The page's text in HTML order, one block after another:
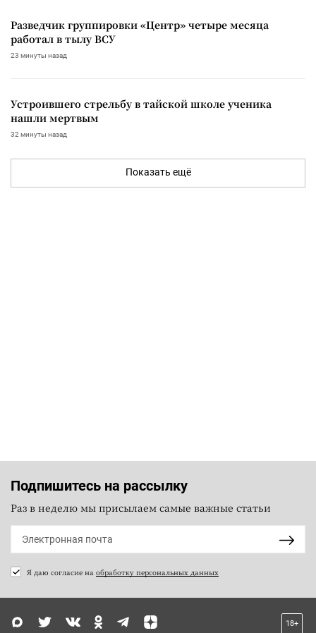
Разведчик группировки «Центр» четыре месяца
работал в тылу ВСУ
23 минуты назад
Устроившего стрельбу в тайской школе ученика
нашли мертвым
32 минуты назад
Показать ещё
Подпишитесь на рассылку
Раз в неделю мы присылаем самые важные статьи
Я даю согласие на обработку персональных данных
18+